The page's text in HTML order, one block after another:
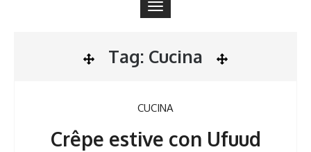
Toggle
navigation
Tag: Cucina
CUCINA
Crêpe estive con Ufuud